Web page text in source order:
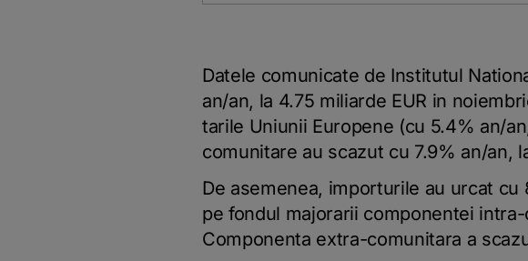
Datele comunicate de Institutul
an/an, la 4.75 miliarde EUR in
tarile Uniunii Europene (cu 5.4% an/
comunitare au scazut cu 7.9% an/an,
De asemenea, importurile au urcat
pe fondul majorarii componentei
Componenta extra-comunitara a